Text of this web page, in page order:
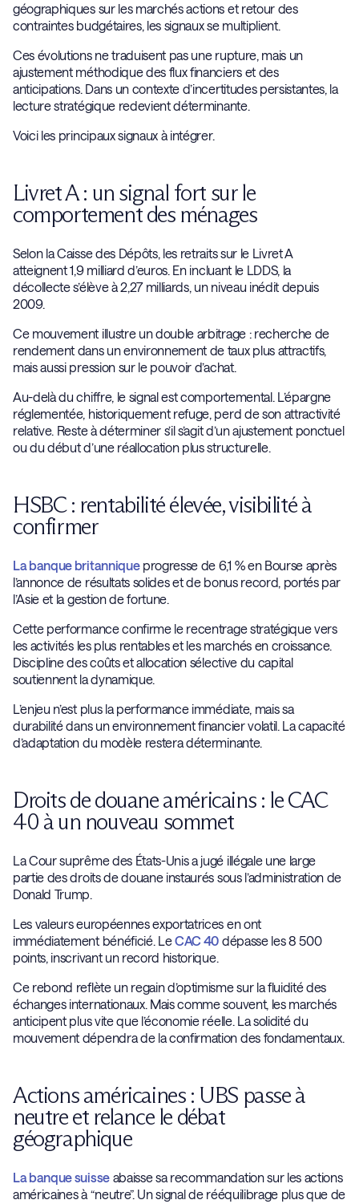
géographiques sur les marchés actions et retour des
contraintes budgétaires, les signaux se multiplient.
Ces évolutions ne traduisent pas une rupture, mais un
ajustement méthodique des flux financiers et des
anticipations. Dans un contexte d’incertitudes persistantes, la
lecture stratégique redevient déterminante.
Voici les principaux signaux à intégrer.
Livret A : un signal fort sur le
comportement des ménages
Selon la Caisse des Dépôts, les retraits sur le Livret A
atteignent 1,9 milliard d’euros. En incluant le LDDS, la
décollecte s’élève à 2,27 milliards, un niveau inédit depuis
2009.
Ce mouvement illustre un double arbitrage : recherche de
rendement dans un environnement de taux plus attractifs,
mais aussi pression sur le pouvoir d’achat.
Au-delà du chiffre, le signal est comportemental. L’épargne
réglementée, historiquement refuge, perd de son attractivité
relative. Reste à déterminer s’il s’agit d’un ajustement ponctuel
ou du début d’une réallocation plus structurelle.
HSBC : rentabilité élevée, visibilité à
confirmer
La banque britanniqueprogresse de 6,1 % en Bourse après
l’annonce de résultats solides et de bonus record, portés par
l’Asie et la gestion de fortune.
Cette performance confirme le recentrage stratégique vers
les activités les plus rentables et les marchés en croissance.
Discipline des coûts et allocation sélective du capital
soutiennent la dynamique.
L’enjeu n’est plus la performance immédiate, mais sa
durabilité dans un environnement financier volatil. La capacité
d’adaptation du modèle restera déterminante.
Droits de douane américains : le CAC
40 à un nouveau sommet
La Cour suprême des États-Unis a jugé illégale une large
partie des droits de douane instaurés sous l’administration de
Donald Trump.
Les valeurs européennes exportatrices en ont
immédiatement bénéficié. LeCAC 40 dépasse les 8 500
points, inscrivant un record historique.
Ce rebond reflète un regain d’optimisme sur la fluidité des
échanges internationaux. Mais comme souvent, les marchés
anticipent plus vite que l’économie réelle. La solidité du
mouvement dépendra de la confirmation des fondamentaux.
Actions américaines : UBS passe à
neutre et relance le débat
géographique
La banque suisseabaisse sa recommandation sur les actions
américaines à “neutre”. Un signal de rééquilibrage plus que de